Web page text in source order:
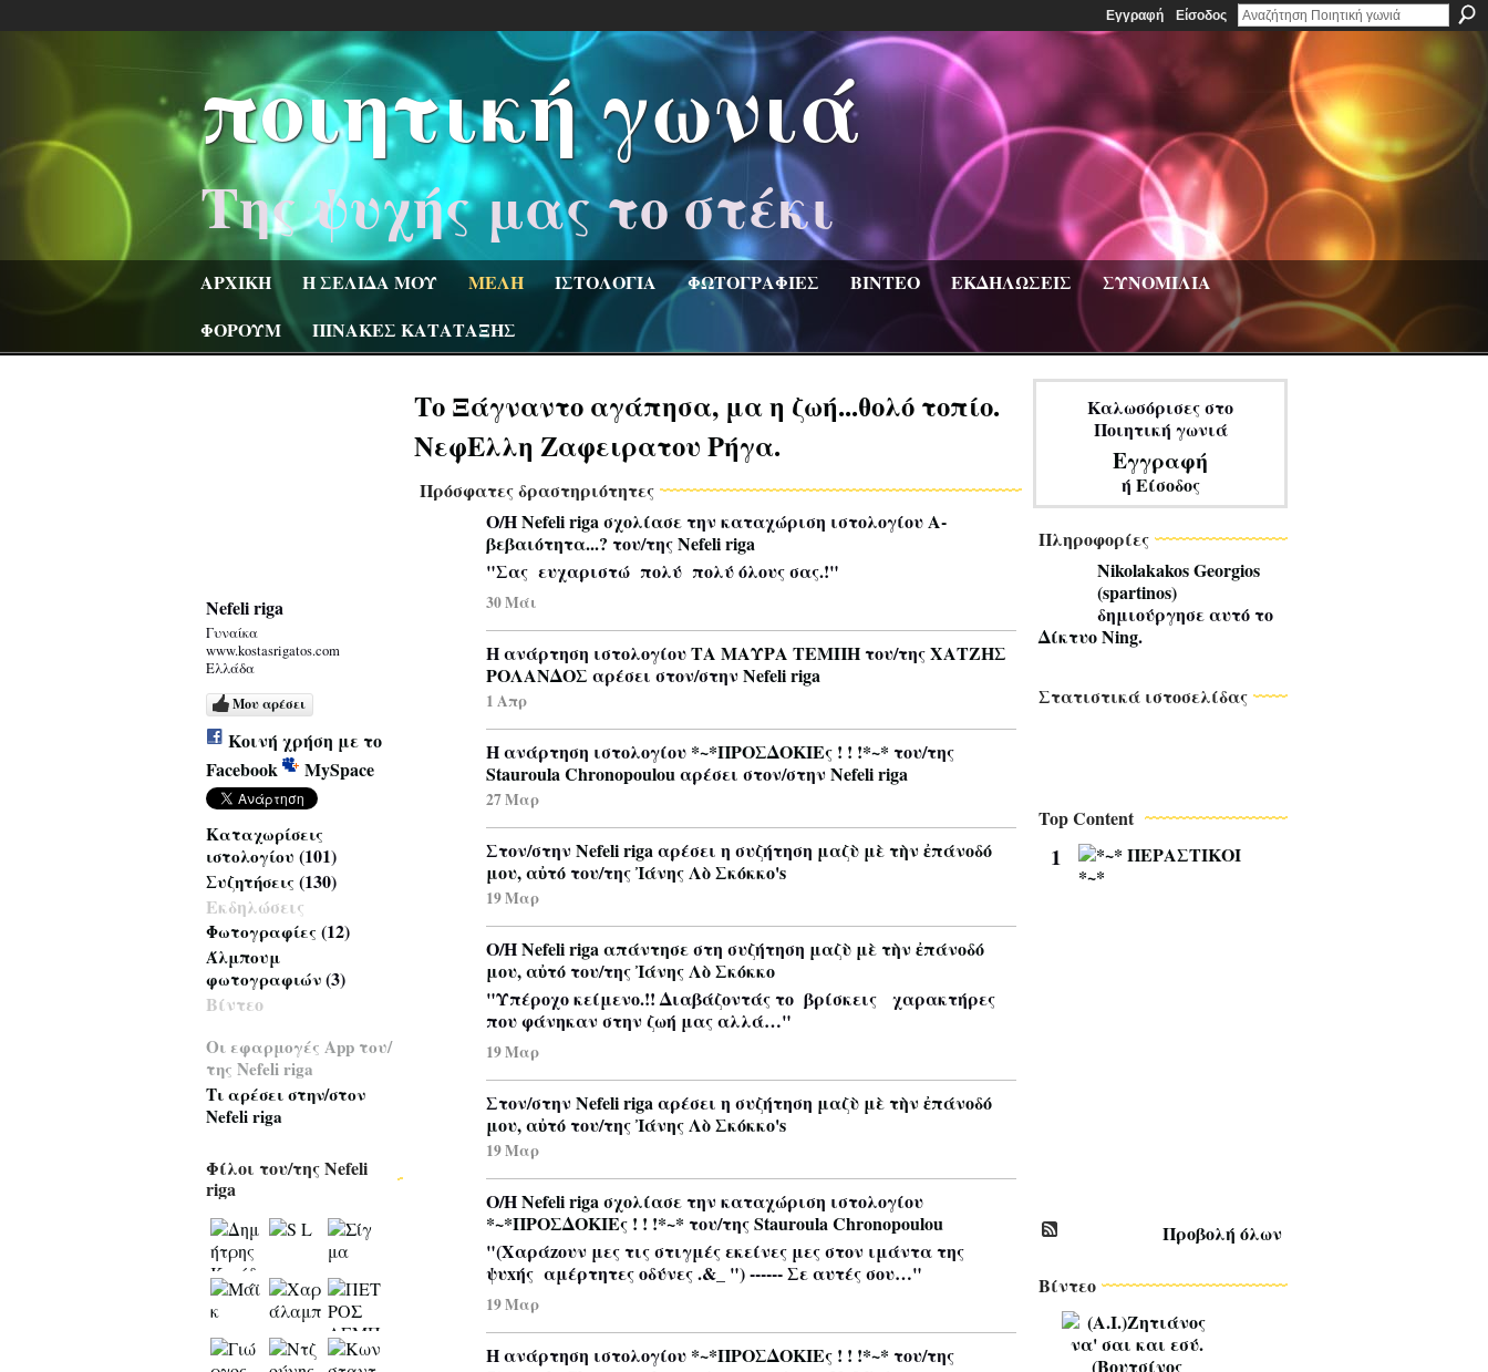
Εγγραφή Είσοδος
ποιητική γωνιά
Της ψυχής μας το στέκι
ΑΡΧΙΚΗ Η ΣΕΛΙΔΑ ΜΟΥ ΜΕΛΗ ΙΣΤΟΛΟΓΙΑ ΦΩΤΟΓΡΑΦΙΕΣ ΒΙΝΤΕΟ ΕΚΔΗΛΩΣΕΙΣ
ΣΥΝΟΜΙΛΙΑ
ΦΟΡΟΥΜ
ΠΙΝΑΚΕΣ ΚΑΤΑΤΑΞΗΣ
Nefeli riga
Γυναίκα
www.kostasrigatos.com
Ελλάδα
Μου αρέσει
Κοινή χρήση με το
Facebook
MySpace
Καταχωρίσεις
ιστολογίου (101)
Συζητήσεις (130)
Εκδηλώσεις
Φωτογραφίες (12)
Άλμπουμ
φωτογραφιών(3)
Βίντεο
Οι εφαρμογές App του/
της Nefeli riga
Τι αρέσει στην/στον
Nefeli riga
Φίλοι του/της Nefeli
riga
Το Ξάγναντο αγάπησα, μα η ζωή...θολό τοπίο.
ΝεφΕλλη Ζαφειρατου Ρήγα.
Πρόσφατες δραστηριότητες
Ο/ΗNefeli rigaσχολίασετην καταχώριση ιστολογίουΑ-
βεβαιότητα...? του/τηςNefeli riga
"Σας ευχαριστώ πολύ πολύ όλους σας.!"
30 Μάι
Η ανάρτηση ιστολογίουΤΑ ΜΑΥΡΑ ΤΕΜΠΗτου/τηςΧΑΤΖΗΣ
ΡΟΛΑΝΔΟΣ αρέσει στον/στηνNefeli riga
1 Απρ
Η ανάρτηση ιστολογίου *~*ΠΡΟΣΔΟΚΙΕς ! ! !*~* του/της
Stauroula Chronopoulouαρέσει στον/στηνNefeli riga
27 Μαρ
Στον/στηνNefeli rigaαρέσει η συζήτηση μαζὺ μὲ τὴν ἐπάνοδό
μου, αὐτότου/τηςἸάνης Λὸ Σκόκκο's
19 Μαρ
Ο/ΗNefeli rigaαπάντησεστη συζήτηση μαζὺ μὲ τὴν ἐπάνοδό
μου, αὐτότου/τηςἸάνης Λὸ Σκόκκο
"Υπέροχο κείμενο.!! Διαβάζοντάς το βρίσκεις χαρακτήρες
που φάνηκαν στην ζωή μας αλλά…"
19 Μαρ
Στον/στηνNefeli rigaαρέσει η συζήτηση μαζὺ μὲ τὴν ἐπάνοδό
μου, αὐτότου/τηςἸάνης Λὸ Σκόκκο's
19 Μαρ
Ο/ΗNefeli rigaσχολίασετην καταχώριση ιστολογίου
*~*ΠΡΟΣΔΟΚΙΕς ! ! !*~* του/τηςStauroula Chronopoulou
"(Χαράzουν μες τις στιγμές εκείνες μες στον ιμάντα της
ψυxής αμέρτητες οδύνες .&_ ") ------ Σε αυτές σου…"
19 Μαρ
Η ανάρτηση ιστολογίου *~*ΠΡΟΣΔΟΚΙΕς ! ! !*~* του/της
Καλωσόρισες στο
Ποιητική γωνιά
Εγγραφή
ή Είσοδος
Πληροφορίες
Nikolakakos Georgios
(spartinos)
δημιούργησε αυτό το
Δίκτυο Ning.
Στατιστικά ιστοσελίδας
Top Content
1
Προβολή όλων
Βίντεο